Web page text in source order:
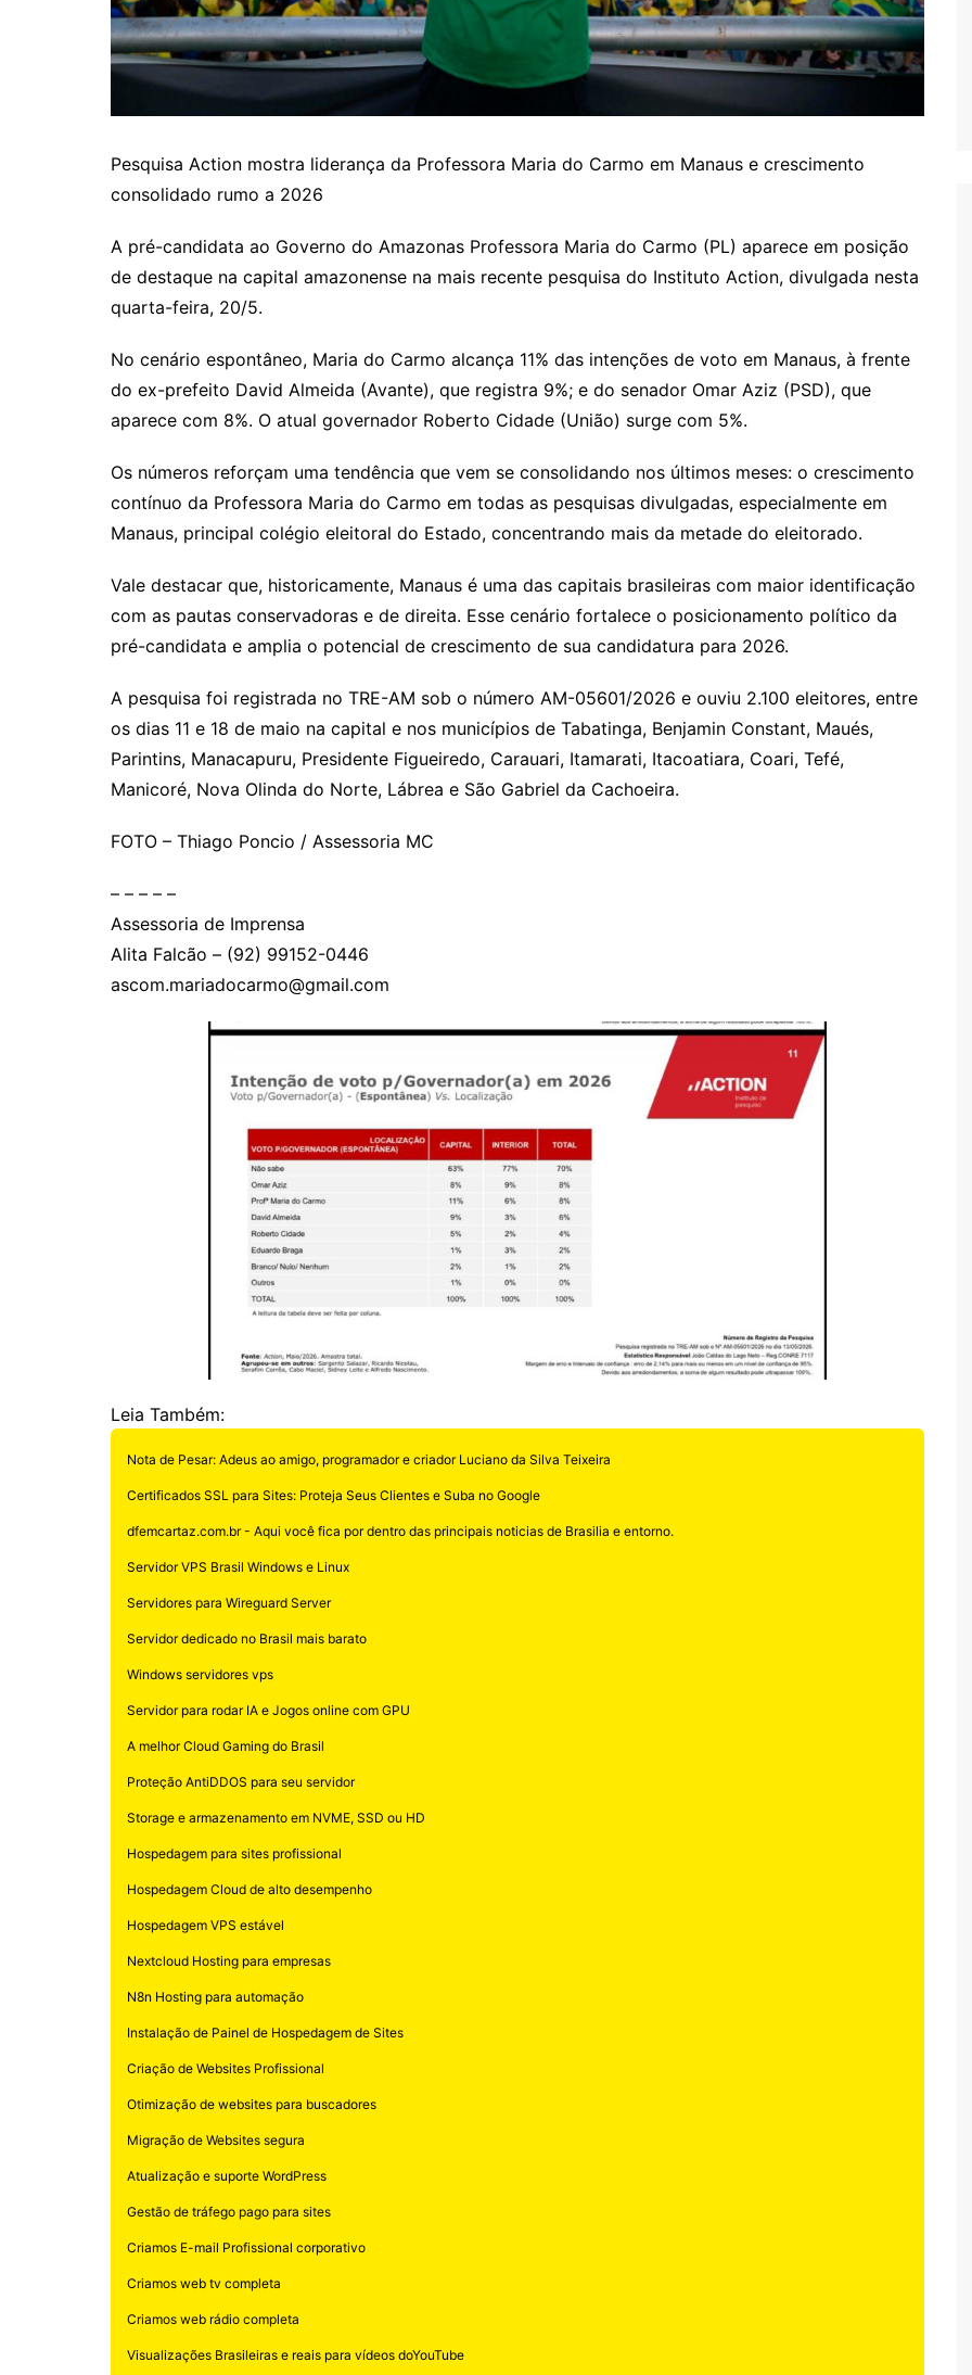
Pesquisa Action mostra liderança da Professora Maria do Carmo em Manaus e crescimento
consolidado rumo a 2026
A pré-candidata ao Governo do Amazonas Professora Maria do Carmo (PL) aparece em posição
de destaque na capital amazonense na mais recente pesquisa do Instituto Action, divulgada nesta
quarta-feira, 20/5.
No cenário espontâneo, Maria do Carmo alcança 11% das intenções de voto em Manaus, à frente
do ex-prefeito David Almeida (Avante), que registra 9%; e do senador Omar Aziz (PSD), que
aparece com 8%. O atual governador Roberto Cidade (União) surge com 5%.
Os números reforçam uma tendência que vem se consolidando nos últimos meses: o crescimento
contínuo da Professora Maria do Carmo em todas as pesquisas divulgadas, especialmente em
Manaus, principal colégio eleitoral do Estado, concentrando mais da metade do eleitorado.
Vale destacar que, historicamente, Manaus é uma das capitais brasileiras com maior identificação
com as pautas conservadoras e de direita. Esse cenário fortalece o posicionamento político da
pré-candidata e amplia o potencial de crescimento de sua candidatura para 2026.
A pesquisa foi registrada no TRE-AM sob o número AM-05601/2026 e ouviu 2.100 eleitores, entre
os dias 11 e 18 de maio na capital e nos municípios de Tabatinga, Benjamin Constant, Maués,
Parintins, Manacapuru, Presidente Figueiredo, Carauari, Itamarati, Itacoatiara, Coari, Tefé,
Manicoré, Nova Olinda do Norte, Lábrea e São Gabriel da Cachoeira.
FOTO – Thiago Poncio / Assessoria MC
– – – – –
Assessoria de Imprensa
Alita Falcão – (92) 99152-0446
ascom.mariadocarmo@gmail.com
Leia Também:
Nota de Pesar: Adeus ao amigo, programador e criador Luciano da Silva Teixeira
Certificados SSL para Sites: Proteja Seus Clientes e Suba no Google
dfemcartaz.com.br - Aqui você fica por dentro das principais noticias de Brasilia e entorno.
Servidor VPS Brasil Windows e Linux
Servidores para Wireguard Server
Servidor dedicado no Brasil mais barato
Windows servidores vps
Servidor para rodar IA e Jogos online com GPU
A melhor Cloud Gaming do Brasil
Proteção AntiDDOS para seu servidor
Storage e armazenamento em NVME, SSD ou HD
Hospedagem para sites profissional
Hospedagem Cloud de alto desempenho
Hospedagem VPS estável
Nextcloud Hosting para empresas
N8n Hosting para automação
Instalação de Painel de Hospedagem de Sites
Criação de Websites Profissional
Otimização de websites para buscadores
Migração de Websites segura
Atualização e suporte WordPress
Gestão de tráfego pago para sites
Criamos E-mail Profissional corporativo
Criamos web tv completa
Criamos web rádio completa
Visualizações Brasileiras e reais para vídeos doYouTube